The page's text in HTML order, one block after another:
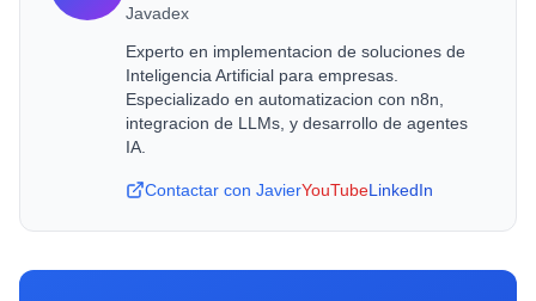
Javadex
Experto en implementacion de soluciones de
Inteligencia Artificial para empresas.
Especializado en automatizacion con n8n,
integracion de LLMs, y desarrollo de agentes
IA.
Contactar con JavierYouTubeLinkedIn